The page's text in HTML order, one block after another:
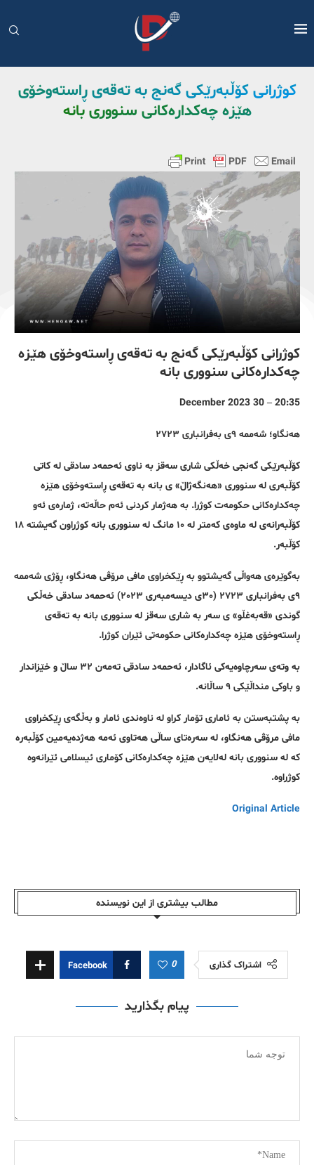
کوژرانی کۆڵبەرێکی گەنج بە تەقەی ڕاستەوخۆی
هێزە چەکدارەکانی سنووری بانە
کوژرانی کۆڵبەرێکی گەنج بە تەقەی ڕاستەوخۆی هێزە
چەکدارەکانی سنووری بانە
20:35 – 30 December 2023
هەنگاو؛ شەممە ٩ی بەفرانباری ٢٧٢٣
کۆڵبەرێکی گەنجی خەڵکی شاری سەقز بە ناوی ئەحمەد سادقی لە کاتی
کۆڵبەری لە سنووری «هەنگەژاڵ» ی بانە بە تەقەی ڕاستەوخۆی هێزە
چەکدارەکانی حکومەت کوژرا. بە هەژمار کردنی ئەم حاڵەتە، ژمارەی ئەو
کۆڵبەرانەی لە ماوەی کەمتر لە ١٠ مانگ لە سنووری بانە کوژراون گەیشتە ١٨
کۆڵبەر.
بەگوێرەی هەواڵی گەیشتوو بە ڕێکخراوی مافی مرۆڤی هەنگاو، ڕۆژی شەممە
٩ی بەفرانباری ٢٧٢٣ (٣٠ی دیسەمبەری ٢٠٢٣) ئەحمەد سادقی خەڵکی
گوندی «قەبەغڵو» ی سەر بە شاری سەقز لە سنووری بانە بە تەقەی
ڕاستەوخۆی هێزە چەکدارەکانی حکومەتی ئێران کوژرا.
بە وتەی سەرچاوەیەکی ئاگادار، ئەحمەد سادقی تەمەن ٣٢ ساڵ و خێزاندار
و باوکی منداڵێکی ٩ ساڵانە.
بە پشتبەستن بە ئاماری تۆمار کراو لە ناوەندی ئامار و بەڵگەی ڕێکخراوی
مافی مرۆڤی هەنگاو، لە سەرەتای ساڵی هەتاوی ئەمە هەژدەیەمین کۆڵبەرە
کە لە سنووری بانە لەلایەن هێزە چەکدارەکانی کۆماری ئیسلامی ئێرانەوە
کوژراوە.
Original Article
مطالب بیشتری از این نویسندە
اشتراک گذاری 0
Facebook
پیام بگذارید